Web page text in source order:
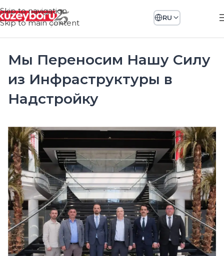
Skip to navigation
Skip to main content
RU
Мы Переносим Нашу Силу
из Инфраструктуры в
Надстройку